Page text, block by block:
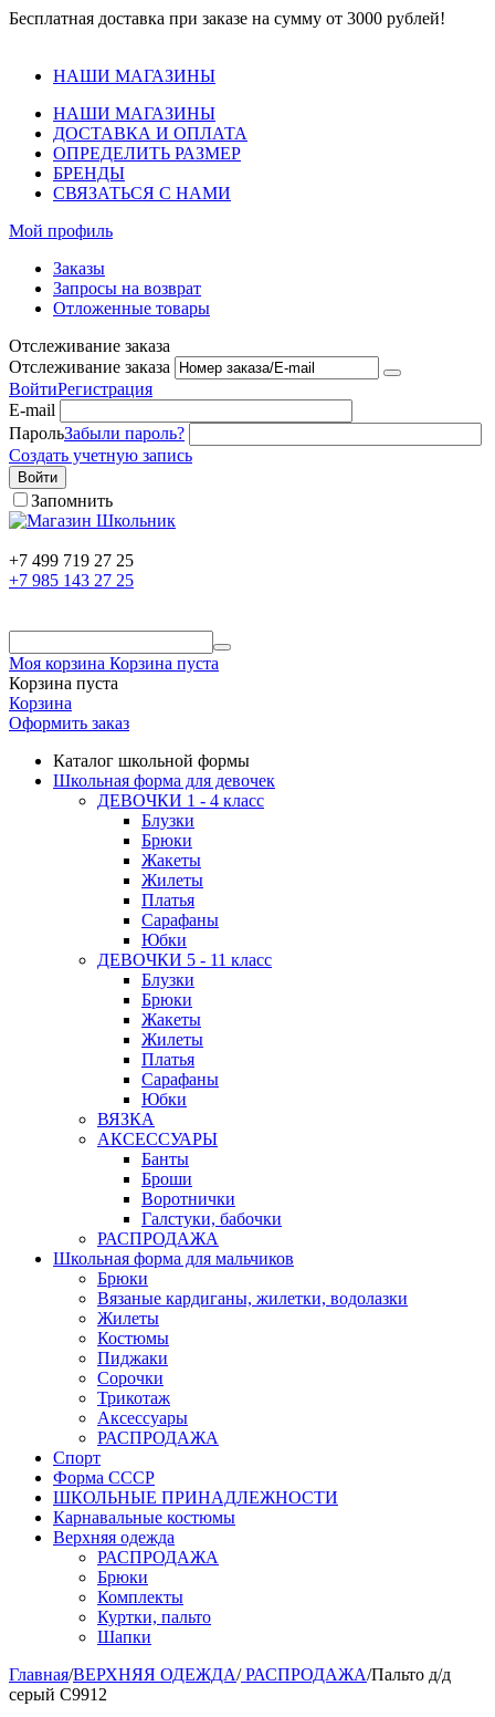
Бесплатная доставка при заказе на сумму от 3000 рублей!
НАШИ МАГАЗИНЫ
НАШИ МАГАЗИНЫ
ДОСТАВКА И ОПЛАТА
ОПРЕДЕЛИТЬ РАЗМЕР
БРЕНДЫ
СВЯЗАТЬСЯ С НАМИ
Мой профиль
Заказы
Запросы на возврат
Отложенные товары
Отслеживание заказа
Отслеживание заказа
ВойтиРегистрация
E-mail
ПарольЗабыли пароль?
Создать учетную запись
Войти
Запомнить
+7 499 719 27 25
+7 985 143 27 25
Моя корзина Корзина пуста
Корзина пуста
Корзина
Оформить заказ
Каталог школьной формы
Школьная форма для девочек
ДЕВОЧКИ 1 - 4 класс
Блузки
Брюки
Жакеты
Жилеты
Платья
Сарафаны
Юбки
ДЕВОЧКИ 5 - 11 класс
Блузки
Брюки
Жакеты
Жилеты
Платья
Сарафаны
Юбки
ВЯЗКА
АКСЕССУАРЫ
Банты
Броши
Воротнички
Галстуки, бабочки
РАСПРОДАЖА
Школьная форма для мальчиков
Брюки
Вязаные кардиганы, жилетки, водолазки
Жилеты
Костюмы
Пиджаки
Сорочки
Трикотаж
Аксессуары
РАСПРОДАЖА
Спорт
Форма СССР
ШКОЛЬНЫЕ ПРИНАДЛЕЖНОСТИ
Карнавальные костюмы
Верхняя одежда
РАСПРОДАЖА
Брюки
Комплекты
Куртки, пальто
Шапки
Главная/ВЕРХНЯЯ ОДЕЖДА/РАСПРОДАЖА/Пальто д/д
серый С9912